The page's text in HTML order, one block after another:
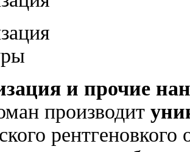
и прочие
производит
рентгеновкого